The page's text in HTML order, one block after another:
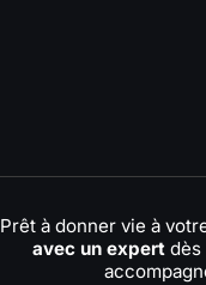
Prêt à donner vie à
avec un expert dès